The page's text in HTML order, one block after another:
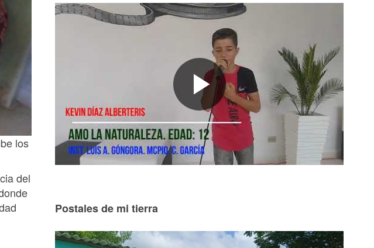
los
del
Postales de mi tierra